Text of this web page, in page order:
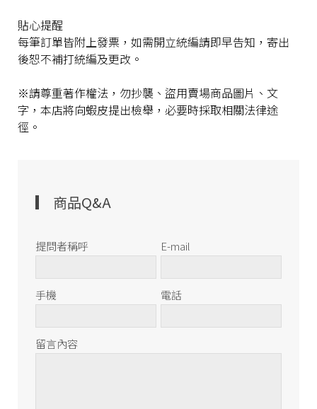
貼心提醒
每筆訂單皆附上發票，如需開立統編請即早告知，寄出
後恕不補打統編及更改。
※請尊重著作權法，勿抄襲、盜用賣場商品圖片、文
字，本店將向蝦皮提出檢舉，必要時採取相關法律途
徑。
商品Q&A
提問者稱呼 E-mail
手機 電話
留言內容